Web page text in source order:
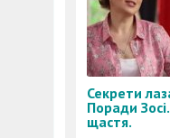
Секрети
Поради
щастя.